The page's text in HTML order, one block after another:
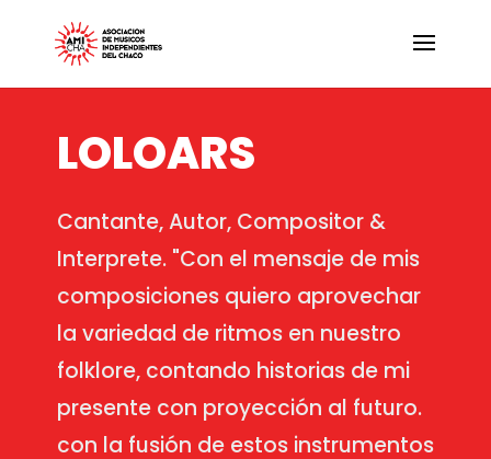
LOLOARS
Cantante, Autor, Compositor &
Interprete. "Con el mensaje de mis
composiciones quiero aprovechar
la variedad de ritmos en nuestro
folklore, contando historias de mi
presente con proyección al futuro.
con la fusión de estos instrumentos